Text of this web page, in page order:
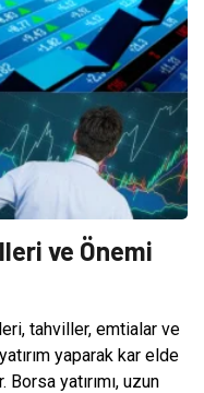
ve Önemi
tahviller, emtialar ve
yaparak kar elde
yatırımı, uzun